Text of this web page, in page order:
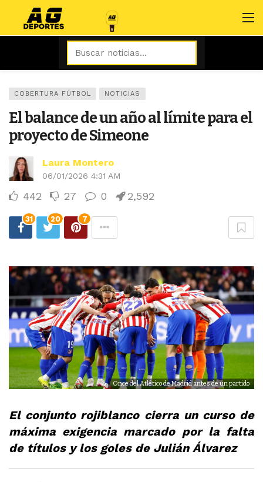
COBERTURA FÚTBOL NOTICIAS
El balance de un año al límite para el
proyecto de Simeone
Laura Montero
06/01/2026 4:31 AM
442 27 0 2,592
31 20 7
Once del Atlético de Madrid antes de un partido
El conjunto rojiblanco cierra un curso de
máxima exigencia marcado por la falta
de títulos y los goles de Julián Álvarez